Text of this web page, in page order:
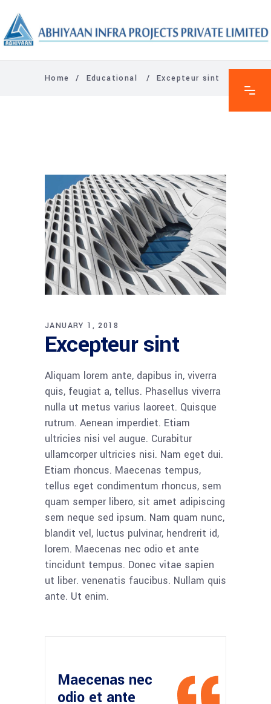
Home / Educational /Excepteur sint
JANUARY 1, 2018
Excepteur sint
Aliquam lorem ante, dapibus in, viverra
quis, feugiat a, tellus. Phasellus viverra
nulla ut metus varius laoreet. Quisque
rutrum. Aenean imperdiet. Etiam
ultricies nisi vel augue. Curabitur
ullamcorper ultricies nisi. Nam eget dui.
Etiam rhoncus. Maecenas tempus,
tellus eget condimentum rhoncus, sem
quam semper libero, sit amet adipiscing
sem neque sed ipsum. Nam quam nunc,
blandit vel, luctus pulvinar, hendrerit id,
lorem. Maecenas nec odio et ante
tincidunt tempus. Donec vitae sapien
ut liber. venenatis faucibus. Nullam quis
ante. Ut enim.
Maecenas nec
odio et ante